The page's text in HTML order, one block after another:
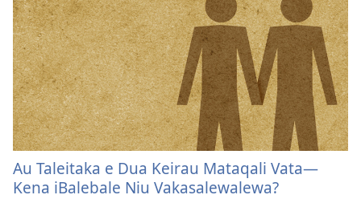
Au Taleitaka e Dua Keirau Mataqali Vata—
Kena iBalebale Niu Vakasalewalewa?